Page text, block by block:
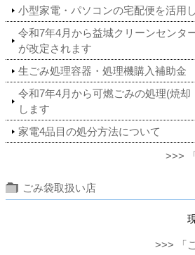
小型家電・パソコンの宅配便を活用
令和7年4月から益城クリーンセンタ
が改定されます
生ごみ処理容器・処理機購入補助金
令和7年4月から可燃ごみの処理(焼却
します
家電4品目の処分方法について
>>>
ごみ袋取扱い店
>>> 「